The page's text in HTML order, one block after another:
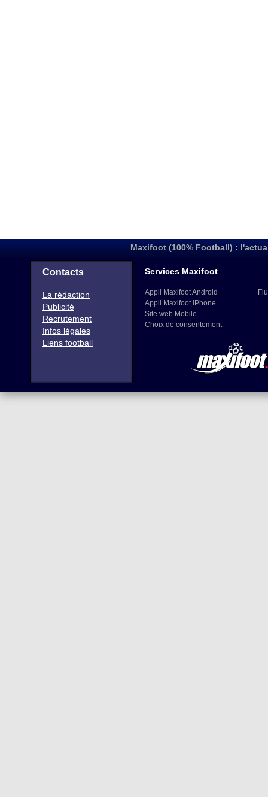
Maxifoot (100% Football) :
Contacts
La rédaction
Publicité
Recrutement
Infos légales
Liens football
Services Maxifoot
Appli Maxifoot Android
Appli Maxifoot iPhone
Site web Mobile
Choix de consentement